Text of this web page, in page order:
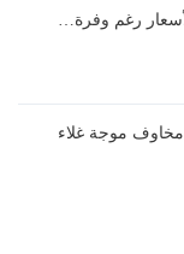
رغم وفرة…
مخاوف موجة غلاء